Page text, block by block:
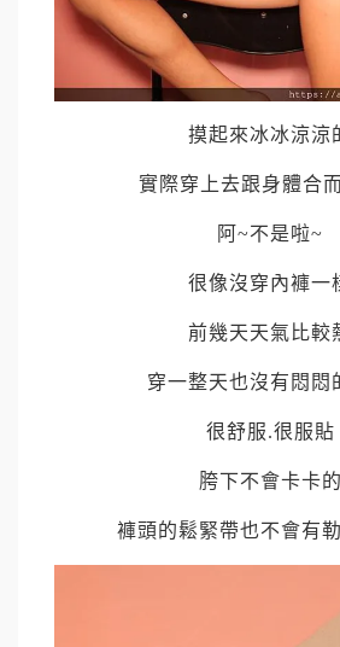
摸起來冰冰涼涼
實際穿上去跟身體合
阿 ~不是啦~
很像沒穿內褲一
前幾天天氣比較
穿一整天也沒有悶悶
很舒服.很服貼
胯下不會卡卡的
褲頭的鬆緊帶也不會有